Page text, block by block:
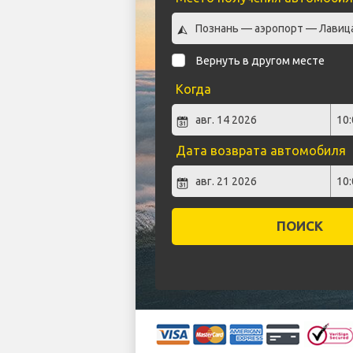
Вернуть в другом месте
Когда
Дата возврата автомобиля
ПОИСК